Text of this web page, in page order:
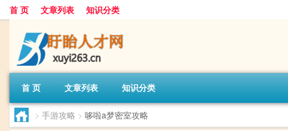
首 页 文章列表 知识分类
首 页 文章列表 知识分类
> 手游攻略 > 哆啦a梦密室攻略